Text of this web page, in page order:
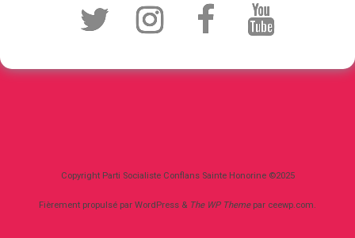
Copyright Parti Socialiste Conflans Sainte Honorine ©2025
Fièrement propulsé par WordPress & The WPThemepar ceewp.com.